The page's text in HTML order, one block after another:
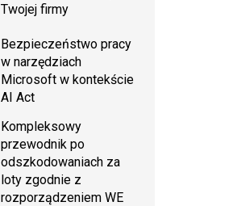
Twojej firmy
Bezpieczeństwo pracy
w narzędziach
Microsoft w kontekście
AI Act
Kompleksowy
przewodnik po
odszkodowaniach za
loty zgodnie z
rozporządzeniem WE